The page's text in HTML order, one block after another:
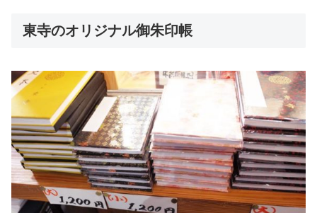
東寺のオリジナル御朱印帳